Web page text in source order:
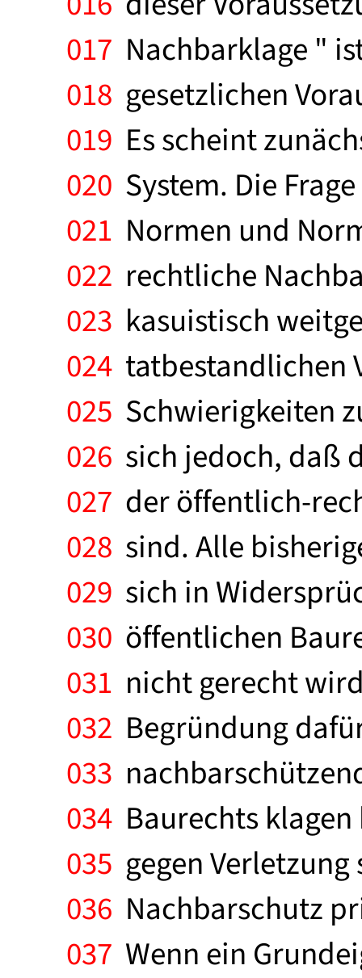
017 Nachbarklage "
018 gesetzlichen
019 Es scheint
020 System. Die
021 Normen und
022 rechtliche
023 kasuistisch
024 tatbestandlichen
025 Schwierigkeiten
026 sich jedoch, daß
027 der öffentlich-
028 sind. Alle
029 sich in
030 öffentlichen
031 nicht gerecht
032 Begründung
033
034 Baurechts
035 gegen
036 Nachbarschutz
037 Wenn ein